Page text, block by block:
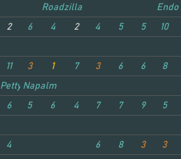
Roadzilla Endo
2 6 4 2 4 5 5 10
11 3 1 7 3 6 6 8
Petty Napalm
6 5 6 4 7 7 9 5
4 6 8 3 3